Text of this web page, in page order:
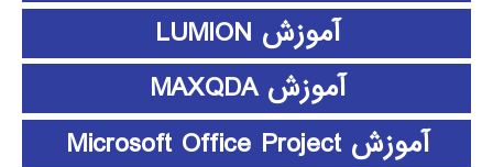
آموزش LUMION
آموزش MAXQDA
آموزش Microsoft Office Project